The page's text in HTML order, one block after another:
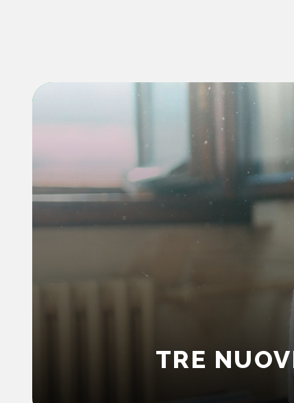
TRE